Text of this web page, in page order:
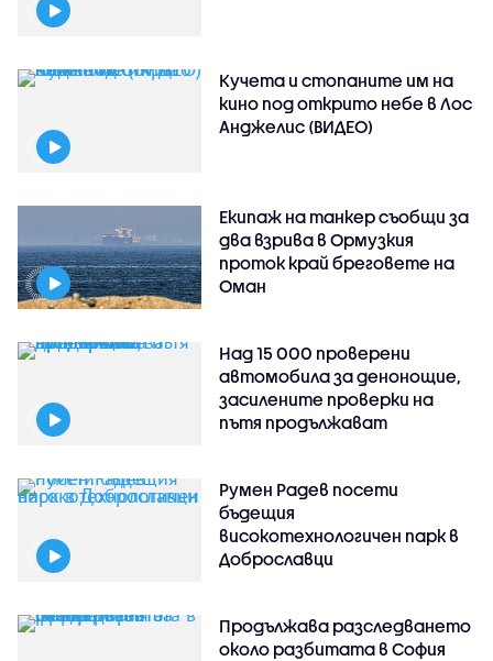
Кучета и стопаните им на
кино под открито небе в Лос
Анджелис (ВИДЕО)
Екипаж на танкер съобщи за
два взрива в Ормузкия
проток край бреговете на
Оман
Над 15 000 проверени
автомобила за денонощие,
засилените проверки на
пътя продължават
Румен Радев посети
бъдещия
високотехнологичен парк в
Доброславци
Продължава разследването
около разбитата в София